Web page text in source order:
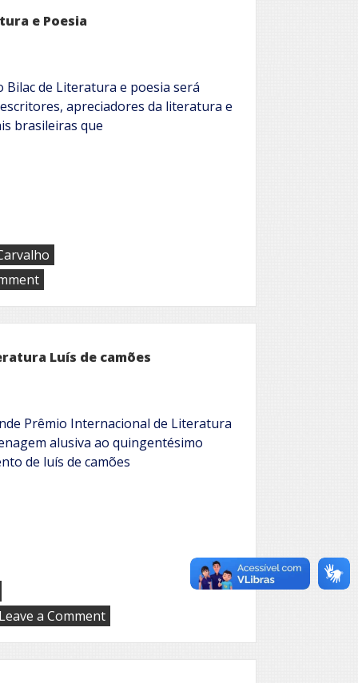
e Poesia
Bilac de Literatura e poesia será
apreciadores da literatura e
brasileiras que
on
Grande
Prêmio
Olavo
de
Literatura
Luís de camões
Prêmio Internacional de Literatura
alusiva ao quingentésimo
de luís de camões
a Commenton
Grande
Prêmio
Internacional